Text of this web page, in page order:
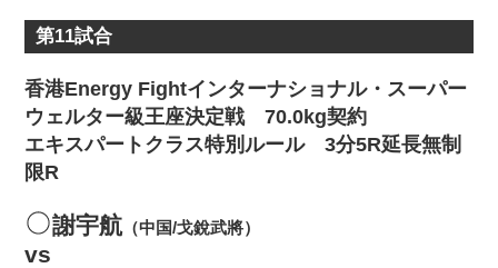
第11試合
香港Energy Fightインターナショナル・スーパー
ウェルター級王座決定戦 70.0kg契約
エキスパートクラス特別ルール 3分5R延長無制
限R
謝宇航（中国/戈銳武將）
vs